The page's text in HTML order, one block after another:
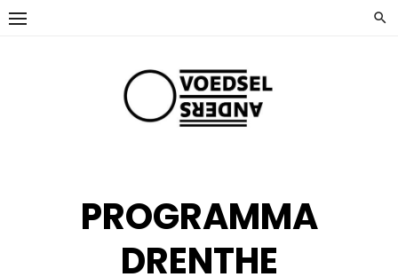
Ga
naar
PROGRAMMA
DRENTHE